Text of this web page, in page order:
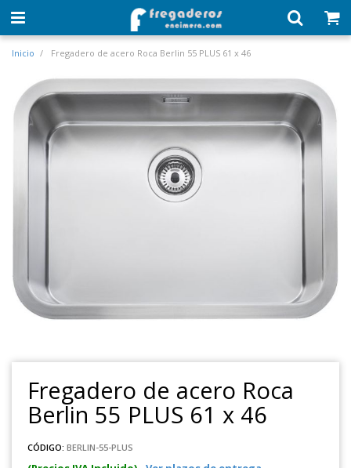
Inicio Fregadero de acero Roca Berlin 55 PLUS 61 x 46
Fregadero de acero Roca
Berlin 55 PLUS 61 x 46
CÓDIGO: BERLIN-55-PLUS